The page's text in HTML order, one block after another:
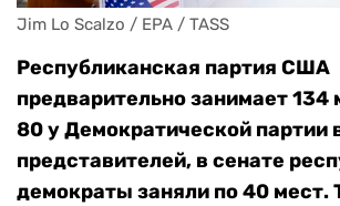
Jim Lo Scalzo / EPA / TASS
Республиканская партия США
предварительно занимает 134
80 у Демократической партии
представителей, в сенате
демократы заняли по 40 мест.